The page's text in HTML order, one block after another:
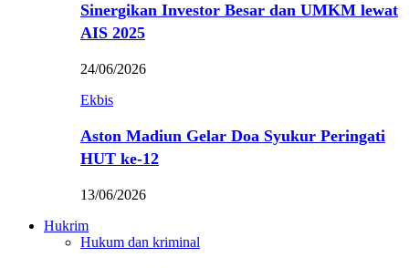
Sinergikan Investor Besar dan UMKM lewat
AIS 2025
24/06/2026
Ekbis
Aston Madiun Gelar Doa Syukur Peringati
HUT ke-12
13/06/2026
Hukrim
Hukum dan kriminal